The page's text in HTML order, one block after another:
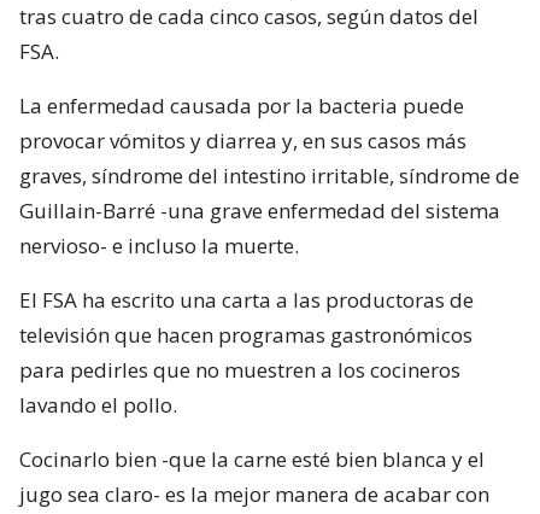
tras cuatro de cada cinco casos, según datos del
FSA.
La enfermedad causada por la bacteria puede
provocar vómitos y diarrea y, en sus casos más
graves, síndrome del intestino irritable, síndrome de
Guillain-Barré -una grave enfermedad del sistema
nervioso- e incluso la muerte.
El FSA ha escrito una carta a las productoras de
televisión que hacen programas gastronómicos
para pedirles que no muestren a los cocineros
lavando el pollo.
Cocinarlo bien -que la carne esté bien blanca y el
jugo sea claro- es la mejor manera de acabar con